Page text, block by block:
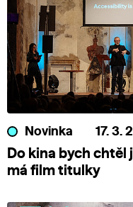
Novinka 17. 3.
Do kina bych
má film titulky